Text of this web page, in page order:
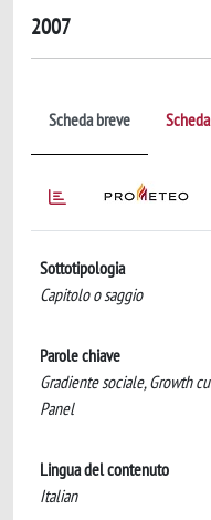
2007
Scheda breve
Sottotipologia
Capitolo o saggio
Parole chiave
Gradiente sociale, Growth
Panel
Lingua del contenuto
Italian